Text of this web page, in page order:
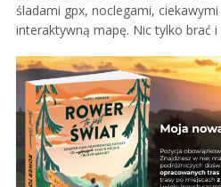
śladami gpx, noclegami,
interaktywną mapę. Nic tylko brać i